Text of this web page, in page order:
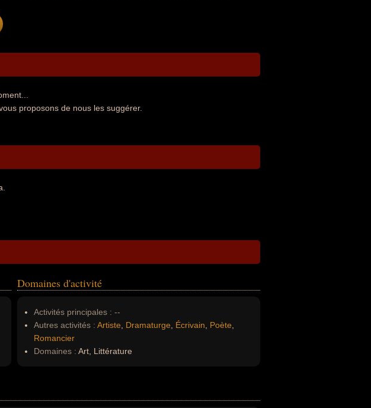
proposons de nous les suggérer.
Domaines d'activité
Activités principales : --
Autres activités : Artiste Dramaturge Écrivain Poète
Romancier
Domaines : Art, Littérature